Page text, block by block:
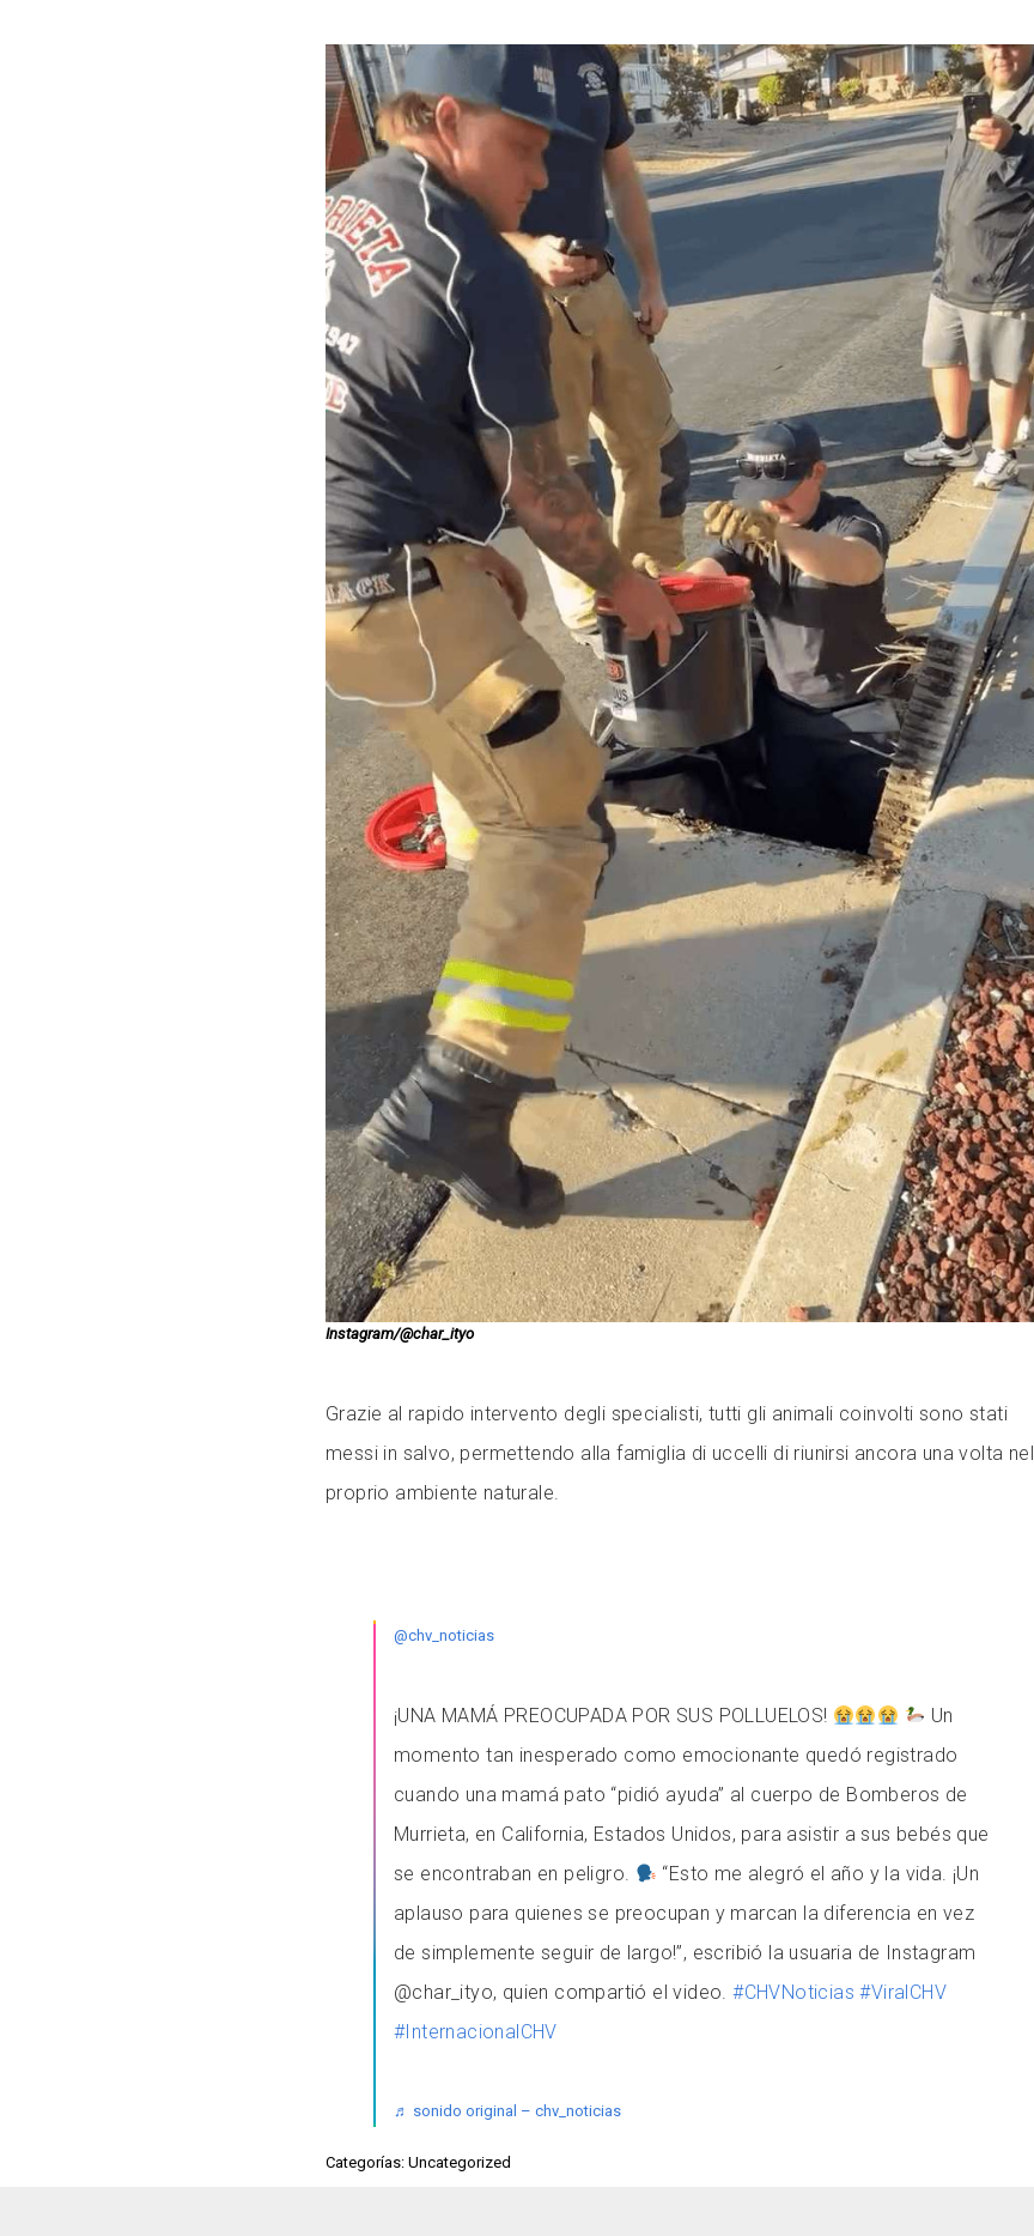
Instagram/@char_ityo
Grazie al rapido intervento degli specialisti, tutti gli animali coinvolti sono stati
messi in salvo, permettendo alla famiglia di uccelli di riunirsi ancora una volta nel
proprio ambiente naturale.
@chv_noticias
¡UNA MAMÁ PREOCUPADA POR SUS POLLUELOS!
Un
momento tan inesperado como emocionante quedó registrado
cuando una mamá pato “pidió ayuda” al cuerpo de Bomberos de
Murrieta, en California, Estados Unidos, para asistir a sus bebés que
se encontraban en peligro.
“Esto me alegró el año y la vida. ¡Un
aplauso para quienes se preocupan y marcan la diferencia en vez
de simplemente seguir de largo!”, escribió la usuaria de Instagram
@char_ityo, quien compartió el video.#CHVNoticias #ViralCHV
#InternacionalCHV
♬ sonido original – chv_noticias
Categorías: Uncategorized